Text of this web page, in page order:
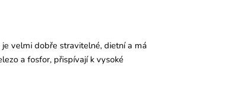
velmi dobře stravitelné, dietní a má
a fosfor, přispívají k vysoké